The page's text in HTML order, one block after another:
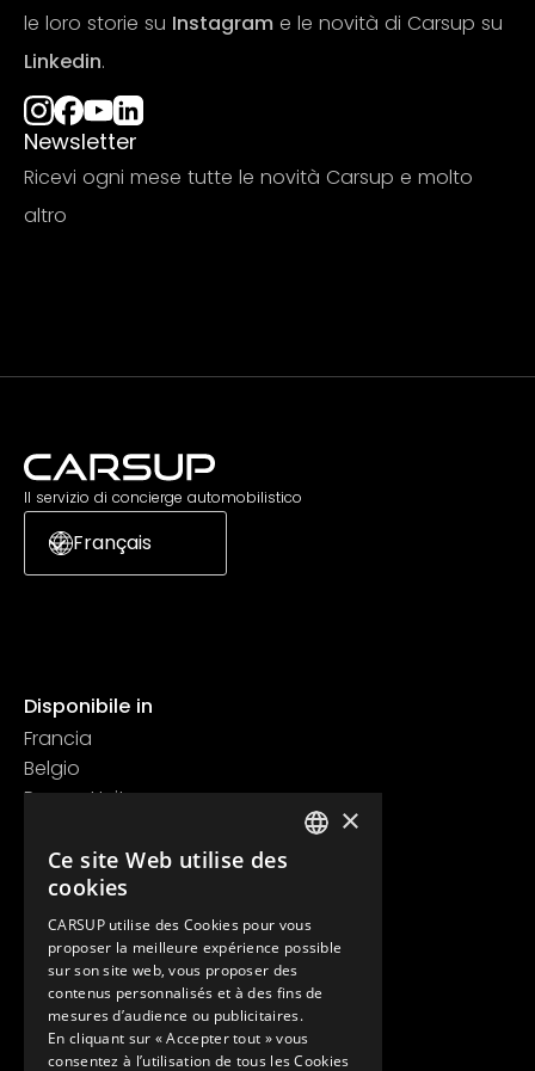
le loro storie su Instagram e le novità di Carsup su
Linkedin.
Newsletter
Ricevi ogni mese tutte le novità Carsup e molto
altro
Il servizio di concierge automobilistico
Français
Disponibile in
Francia
Belgio
Regno Unito
Contatti
+33 1 89 47 00 43
contact@carsup.io
Pagina contatti
Scopri
Le nostre Conciergerie
×
Ce site Web utilise des
cookies
CARSUP utilise des Cookies pour vous
proposer la meilleure expérience possible
sur son site web, vous proposer des
contenus personnalisés et à des fins de
mesures d’audience ou publicitaires.
En cliquant sur « Accepter tout » vous
consentez à l’utilisation de tous les Cookies